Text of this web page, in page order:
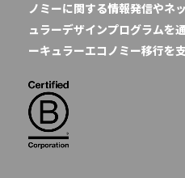
ノミーに関する情報発信やネ
ュラーデザインプログラムを
ーキュラーエコノミー移行を支